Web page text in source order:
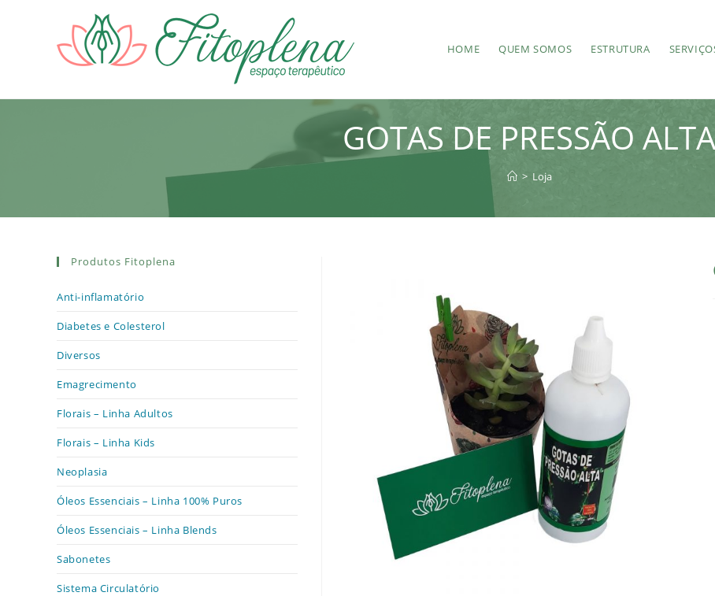
HOME QUEM SOMOS ESTRUTURA
GOTAS DE PRESSÃO ALTA
> Loja
Produtos Fitoplena
Anti-inflamatório
Diabetes e Colesterol
Diversos
Emagrecimento
Florais – Linha Adultos
Florais – Linha Kids
Neoplasia
Óleos Essenciais – Linha 100% Puros
Óleos Essenciais – Linha Blends
Sabonetes
Sistema Circulatório